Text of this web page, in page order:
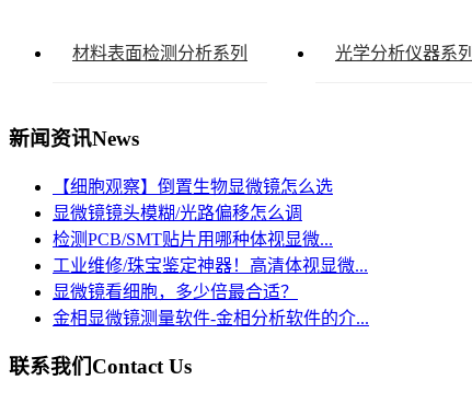
材料表面检测分析系列 光学分析仪器系列
新闻资讯News
【细胞观察】倒置生物显微镜怎么选
显微镜镜头模糊/光路偏移怎么调
检测PCB/SMT贴片用哪种体视显微...
工业维修/珠宝鉴定神器！高清体视显微...
显微镜看细胞，多少倍最合适？
金相显微镜测量软件-金相分析软件的介...
联系我们Contact Us